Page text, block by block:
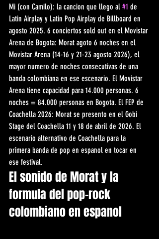
Mi (con Camilo): la cancion que llego al #1 de
Latin Airplay y Latin Pop Airplay de Billboard en
agosto 2025. 6 conciertos sold out en el Movistar
Arena de Bogota: Morat agoto 6 noches en el
Movistar Arena (14-16 y 21-23 agosto 2026), el
mayor numero de noches consecutivas de una
banda colombiana en ese escenario. El Movistar
Arena tiene capacidad para 14.000 personas. 6
noches = 84.000 personas en Bogota. El FEP de
Coachella 2026: Morat se presento en el Gobi
Stage del Coachella 11 y 18 de abril de 2026. El
escenario alternativo de Coachella para la
primera banda de pop en espanol en tocar en
ese festival.
El sonido de Morat y la
formula del pop-rock
colombiano en espanol